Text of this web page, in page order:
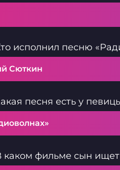
исполнил песню
Сюткин
песня есть у
каком фильме сын